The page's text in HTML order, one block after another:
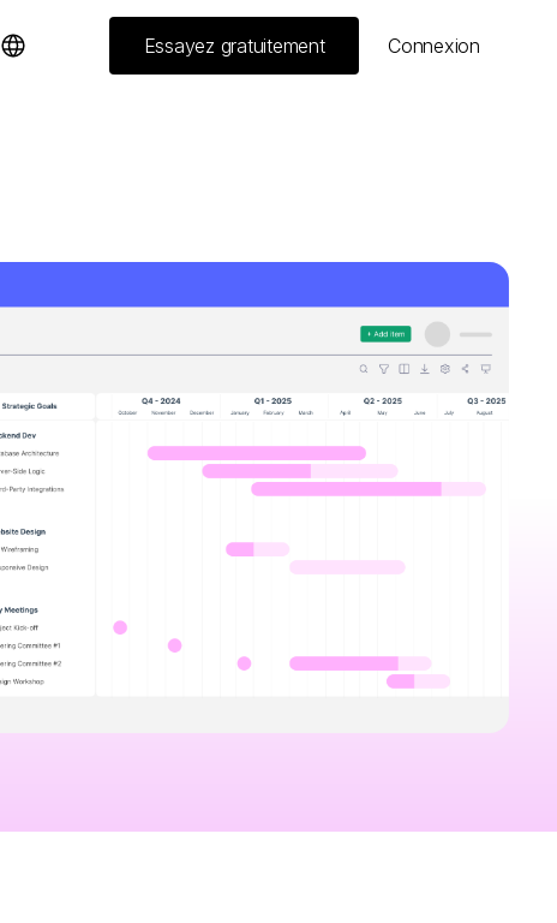
Essayez gratuitement Connexion